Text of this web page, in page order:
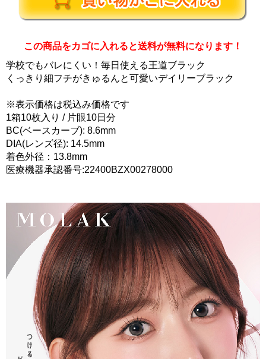
この商品をカゴに入れると送料が無料になります！
学校でもバレにくい！毎日使える王道ブラック
くっきり細フチがきゅるんと可愛いデイリーブラック
※表示価格は税込み価格です
1箱10枚入り / 片眼10日分
BC(ベースカーブ): 8.6mm
DIA(レンズ径): 14.5mm
着色外径：13.8mm
医療機器承認番号:22400BZX00278000